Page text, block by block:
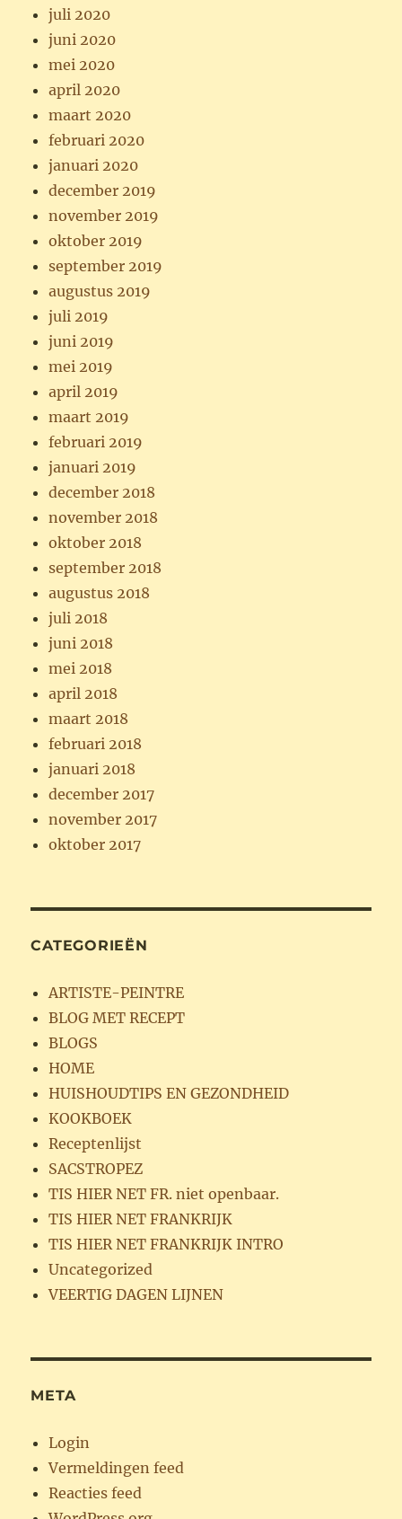
juli 2020
juni 2020
mei 2020
april 2020
maart 2020
februari 2020
januari 2020
december 2019
november 2019
oktober 2019
september 2019
augustus 2019
juli 2019
juni 2019
mei 2019
april 2019
maart 2019
februari 2019
januari 2019
december 2018
november 2018
oktober 2018
september 2018
augustus 2018
juli 2018
juni 2018
mei 2018
april 2018
maart 2018
februari 2018
januari 2018
december 2017
november 2017
oktober 2017
CATEGORIEËN
ARTISTE-PEINTRE
BLOG MET RECEPT
BLOGS
HOME
HUISHOUDTIPS EN GEZONDHEID
KOOKBOEK
Receptenlijst
SACSTROPEZ
TIS HIER NET FR. niet openbaar.
TIS HIER NET FRANKRIJK
TIS HIER NET FRANKRIJK INTRO
Uncategorized
VEERTIG DAGEN LIJNEN
META
Login
Vermeldingen feed
Reacties feed